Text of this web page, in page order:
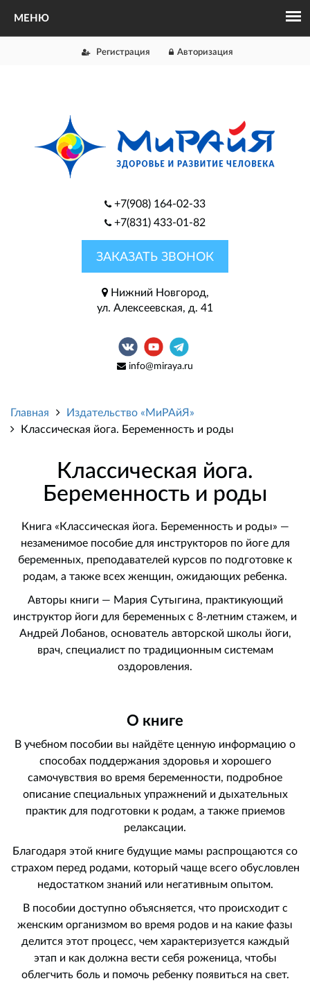
Регистрация Авторизация
+7(908) 164-02-33
+7(831) 433-01-82
ЗАКАЗАТЬ ЗВОНОК
Нижний Новгород,
ул. Алексеевская, д. 41
info@miraya.ru
Главная
Издательство «МиРАйЯ»
Классическая йога. Беременность и роды
Классическая йога.
Беременность и роды
Книга «Классическая йога. Беременность и роды» —
незаменимое пособие для инструкторов по йоге для
беременных, преподавателей курсов по подготовке к
родам, а также всех женщин, ожидающих ребенка.
Авторы книги — Мария Сутыгина, практикующий
инструктор йоги для беременных с 8-летним стажем, и
Андрей Лобанов, основатель авторской школы йоги,
врач, специалист по традиционным системам
оздоровления.
О книге
В учебном пособии вы найдёте ценную информацию о
способах поддержания здоровья и хорошего
самочувствия во время беременности, подробное
описание специальных упражнений и дыхательных
практик для подготовки к родам, а также приемов
релаксации.
Благодаря этой книге будущие мамы распрощаются со
страхом перед родами, который чаще всего обусловлен
недостатком знаний или негативным опытом.
В пособии доступно объясняется, что происходит с
женским организмом во время родов и на какие фазы
делится этот процесс, чем характеризуется каждый
этап и как должна вести себя роженица, чтобы
облегчить боль и помочь ребенку появиться на свет.